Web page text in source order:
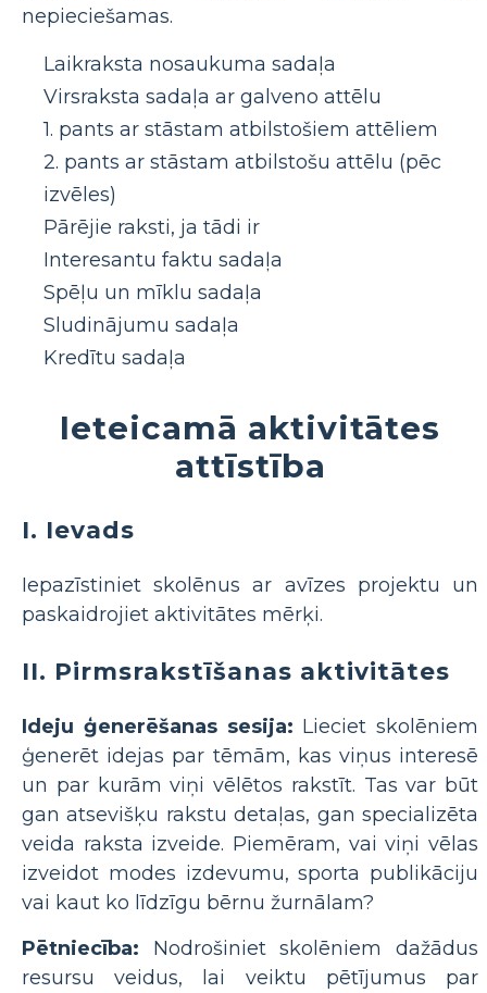
nepieciešamas.
Laikraksta nosaukuma sadaļa
Virsraksta sadaļa ar galveno attēlu
1. pants ar stāstam atbilstošiem attēliem
2. pants ar stāstam atbilstošu attēlu (pēc
izvēles)
Pārējie raksti, ja tādi ir
Interesantu faktu sadaļa
Spēļu un mīklu sadaļa
Sludinājumu sadaļa
Kredītu sadaļa
Ieteicamā aktivitātes
attīstība
I. Ievads
Iepazīstiniet skolēnus ar avīzes projektu un
paskaidrojiet aktivitātes mērķi.
II. Pirmsrakstīšanas aktivitātes
Ideju ģenerēšanas sesija: Lieciet skolēniem
ģenerēt idejas par tēmām, kas viņus interesē
un par kurām viņi vēlētos rakstīt. Tas var būt
gan atsevišķu rakstu detaļas, gan specializēta
veida raksta izveide. Piemēram, vai viņi vēlas
izveidot modes izdevumu, sporta publikāciju
vai kaut ko līdzīgu bērnu žurnālam?
Pētniecība: Nodrošiniet skolēniem dažādus
resursu veidus, lai veiktu pētījumus par